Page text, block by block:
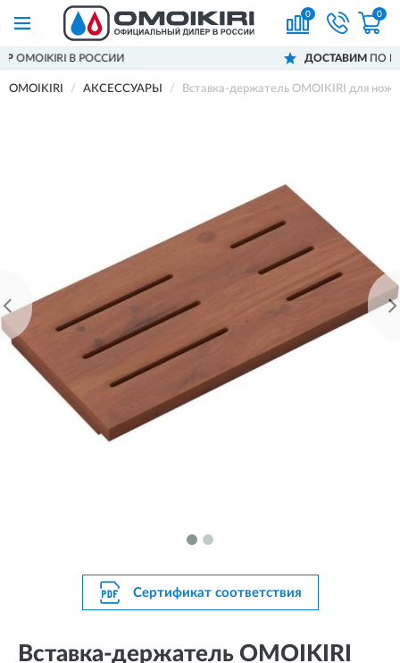
0 0
РОССИИ ДОСТАВИМПО ВСЕЙ РОССИИ
OMOIKIRI АКСЕССУАРЫ Вставка-держатель OMOIKIRI для
Сертификат соответствия
Вставка-держатель OMOIKIRI